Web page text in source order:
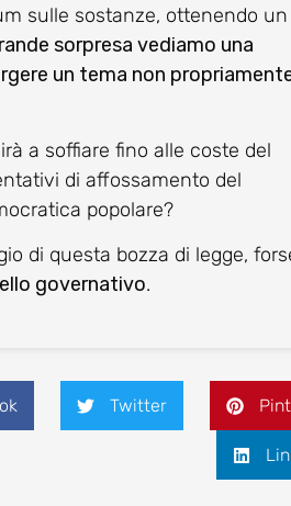
sulle sostanze, ottenendo un
sorpresa vediamo una
un tema non
a soffiare fino alle coste del
di affossamento del
popolare?
di questa bozza di legge,
governativo.
Twitter